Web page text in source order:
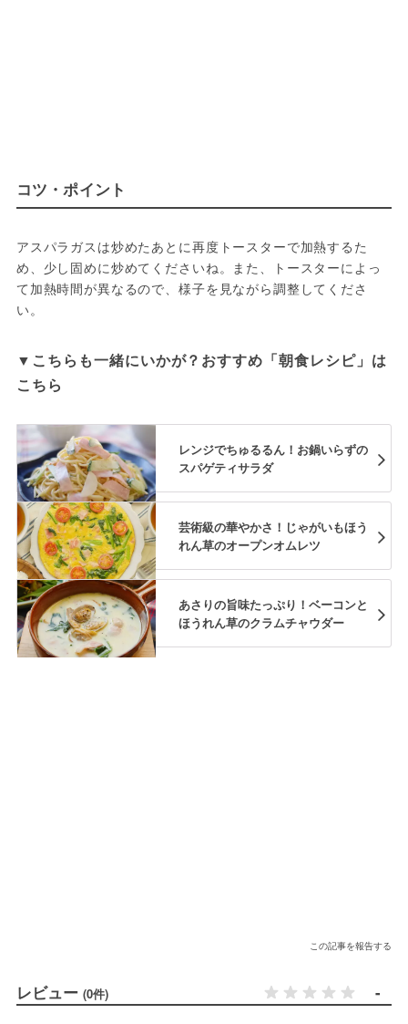
コツ・ポイント
アスパラガスは炒めたあとに再度トースターで加熱するた
め、少し固めに炒めてくださいね。また、トースターによっ
て加熱時間が異なるので、様子を見ながら調整してくださ
い。
▼こちらも一緒にいかが？おすすめ「朝食レシピ」は
こちら
レンジでちゅるるん！お鍋いらずの
スパゲティサラダ
芸術級の華やかさ！じゃがいもほう
れん草のオープンオムレツ
あさりの旨味たっぷり！ベーコンと
ほうれん草のクラムチャウダー
この記事を報告する
レビュー (0件) -